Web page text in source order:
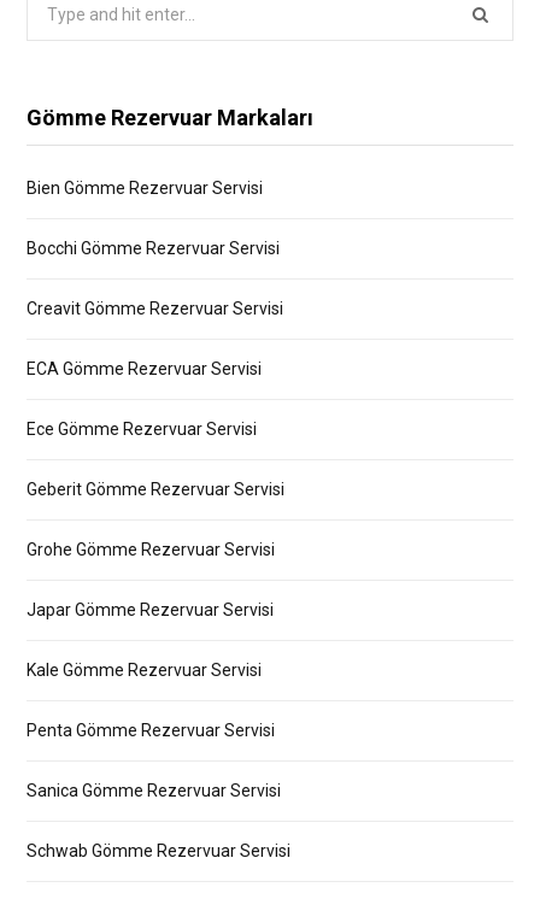
Gömme Rezervuar Markaları
Bien Gömme Rezervuar Servisi
Bocchi Gömme Rezervuar Servisi
Creavit Gömme Rezervuar Servisi
ECA Gömme Rezervuar Servisi
Ece Gömme Rezervuar Servisi
Geberit Gömme Rezervuar Servisi
Grohe Gömme Rezervuar Servisi
Japar Gömme Rezervuar Servisi
Kale Gömme Rezervuar Servisi
Penta Gömme Rezervuar Servisi
Sanica Gömme Rezervuar Servisi
Schwab Gömme Rezervuar Servisi